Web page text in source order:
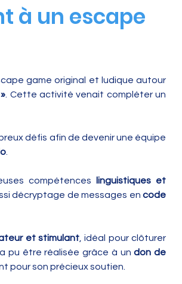
à un escape
game original et ludique autour
. Cette activité venait compléter un
défis afin de devenir une équipe
compétences
linguistiques et
décryptage de messages en code
et stimulant , idéal pour clôturer
pu être réalisée grâce à un don de
pour son précieux soutien.